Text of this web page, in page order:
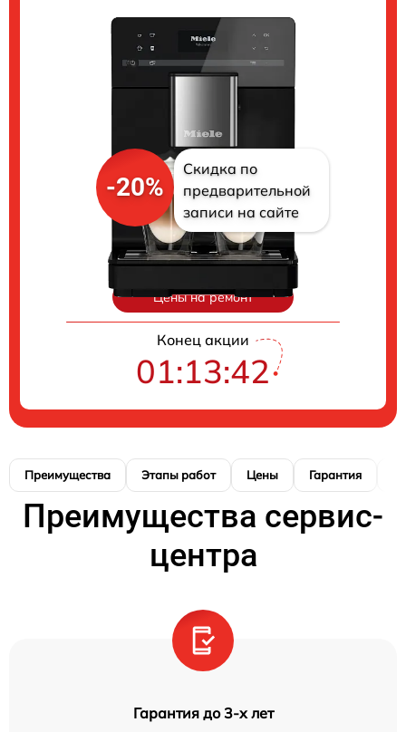
-20%
Скидка по
предварительной
записи на сайте
Цены на ремонт
Конец акции
01:13:41
Преимущества Этапы работ Цены Гарантия
Преимущества сервис-
центра
Гарантия до 3-х лет